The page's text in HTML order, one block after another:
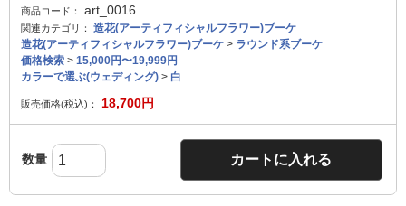
商品コード： art_0016
関連カテゴリ：
造花(アーティフィシャルフラワー)ブーケ
造花(アーティフィシャルフラワー)ブーケ > ラウンド系ブーケ
価格検索 > 15,000円〜19,999円
カラーで選ぶ(ウェディング) > 白
販売価格(税込)： 18,700円
数量 カートに入れる